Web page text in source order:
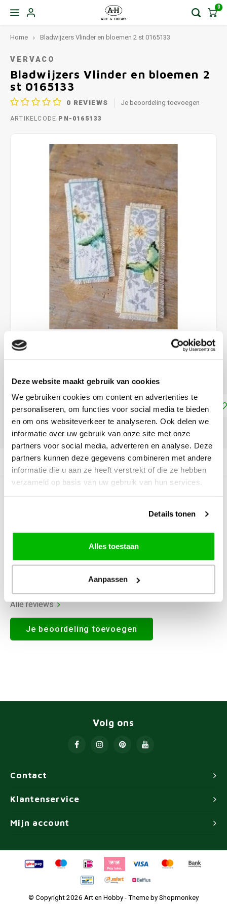
Deze website maakt gebruik van cookies
We gebruiken cookies om content en advertenties te
personaliseren, om functies voor social media te bieden
en om ons websiteverkeer te analyseren. Ook delen we
informatie over uw gebruik van onze site met onze
partners voor social media, adverteren en analyse. Deze
partners kunnen deze gegevens combineren met andere
informatie die u aan ze heeft verstrekt of die ze hebben
verzameld op basis van uw gebruik van hun services.
Details tonen
Alles toestaan
Aanpassen
0
Home Bladwijzers Vlinder en bloemen 2 st 0165133
VERVACO
Bladwijzers Vlinder en bloemen 2
st 0165133
0 REVIEWS Je beoordeling toevoegen
ARTIKELCODE PN-0165133
LEVERTIJD: CA. 1-2 WEKEN
Toevoegen aan winkelwagen
DELEN:
Productomschrijving
Alle reviews
Je beoordeling toevoegen
Contact
Volg ons
Klantenservice
Mijn account
© Copyright 2026 Art en Hobby - Theme byShopmonkey